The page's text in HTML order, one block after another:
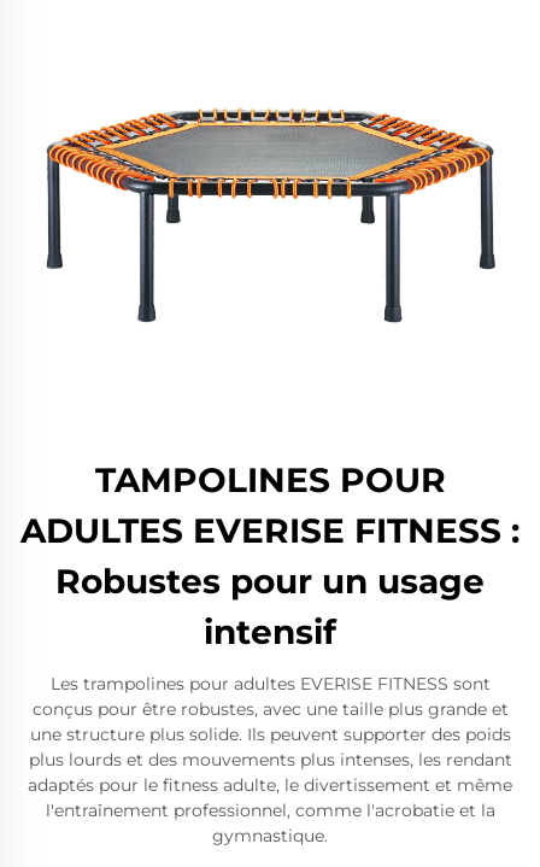
TAMPOLINES POUR
ADULTES EVERISE FITNESS :
Robustes pour un usage
intensif
Les trampolines pour adultes EVERISE FITNESS sont
conçus pour être robustes, avec une taille plus grande et
une structure plus solide. Ils peuvent supporter des poids
plus lourds et des mouvements plus intenses, les rendant
adaptés pour le fitness adulte, le divertissement et même
l'entraînement professionnel, comme l'acrobatie et la
gymnastique.